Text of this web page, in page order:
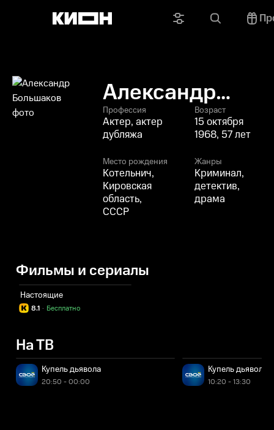
Александр
Большаков
Профессия
Актер, актер
дубляжа
Возраст
15 октября
1968, 57 лет
Место рождения
Котельнич,
Кировская
область,
СССР
Жанры
Криминал,
детектив,
драма
Фильмы и сериалы
Настоящие
8.1 Бесплатно
·
На ТВ
Купель дьявола
20:50 - 00:00
Купель дьявола
10:20 - 13:30